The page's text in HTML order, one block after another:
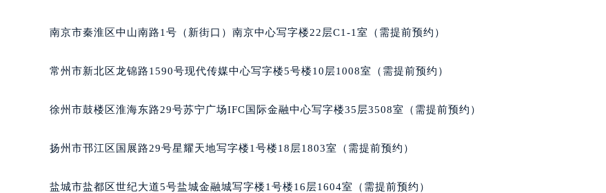
南京市秦淮区中山南路1号（新街口）南京中心写字楼22层C1-1室（需提前预约）
常州市新北区龙锦路1590号现代传媒中心写字楼5号楼10层1008室（需提前预约）
徐州市鼓楼区淮海东路29号苏宁广场IFC国际金融中心写字楼35层3508室（需提前预约）
扬州市邗江区国展路29号星耀天地写字楼1号楼18层1803室（需提前预约）
盐城市盐都区世纪大道5号盐城金融城写字楼1号楼16层1604室（需提前预约）